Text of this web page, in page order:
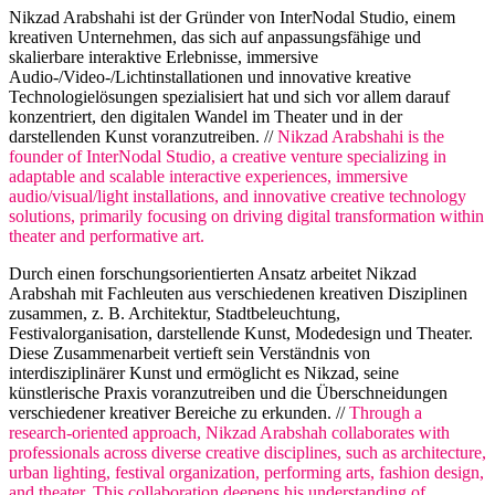
Nikzad Arabshahi ist der Gründer von InterNodal Studio, einem
kreativen Unternehmen, das sich auf anpassungsfähige und
skalierbare interaktive Erlebnisse, immersive
Audio-/Video-/Lichtinstallationen und innovative kreative
Technologielösungen spezialisiert hat und sich vor allem darauf
konzentriert, den digitalen Wandel im Theater und in der
darstellenden Kunst voranzutreiben. //Nikzad Arabshahi is the
founder of InterNodal Studio, a creative venture specializing in
adaptable and scalable interactive experiences, immersive
audio/visual/light installations, and innovative creative technology
solutions, primarily focusing on driving digital transformation within
theater and performative art.
Durch einen forschungsorientierten Ansatz arbeitet Nikzad
Arabshah mit Fachleuten aus verschiedenen kreativen Disziplinen
zusammen, z. B. Architektur, Stadtbeleuchtung,
Festivalorganisation, darstellende Kunst, Modedesign und Theater.
Diese Zusammenarbeit vertieft sein Verständnis von
interdisziplinärer Kunst und ermöglicht es Nikzad, seine
künstlerische Praxis voranzutreiben und die Überschneidungen
verschiedener kreativer Bereiche zu erkunden. //Through a
research-oriented approach, Nikzad Arabshah collaborates with
professionals across diverse creative disciplines, such as architecture,
urban lighting, festival organization, performing arts, fashion design,